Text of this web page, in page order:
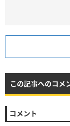
この記事へのコメ
コメント